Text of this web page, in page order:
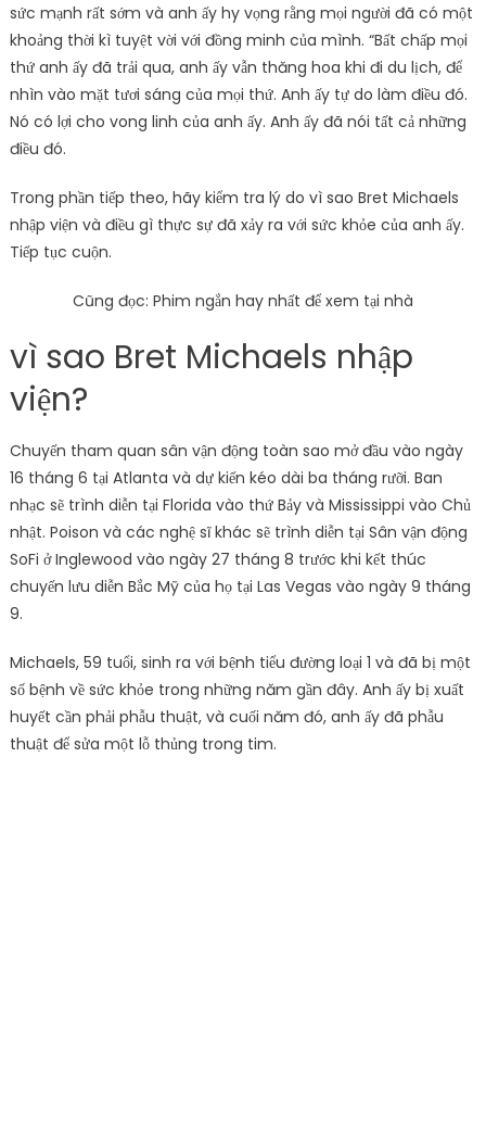
sức mạnh rất sớm và anh ấy hy vọng rằng mọi người đã có một
khoảng thời kì tuyệt vời với đồng minh của mình. “Bất chấp mọi
thứ anh ấy đã trải qua, anh ấy vẫn thăng hoa khi đi du lịch, để
nhìn vào mặt tươi sáng của mọi thứ. Anh ấy tự do làm điều đó.
Nó có lợi cho vong linh của anh ấy. Anh ấy đã nói tất cả những
điều đó.
Trong phần tiếp theo, hãy kiểm tra lý do vì sao Bret Michaels
nhập viện và điều gì thực sự đã xảy ra với sức khỏe của anh ấy.
Tiếp tục cuộn.
Cũng đọc: Phim ngắn hay nhất để xem tại nhà
vì sao Bret Michaels nhập
viện?
Chuyến tham quan sân vận động toàn sao mở đầu vào ngày
16 tháng 6 tại Atlanta và dự kiến ​​kéo dài ba tháng rưỡi. Ban
nhạc sẽ trình diễn tại Florida vào thứ Bảy và Mississippi vào Chủ
nhật. Poison và các nghệ sĩ khác sẽ trình diễn tại Sân vận động
SoFi ở Inglewood vào ngày 27 tháng 8 trước khi kết thúc
chuyến lưu diễn Bắc Mỹ của họ tại Las Vegas vào ngày 9 tháng
9.
Michaels, 59 tuổi, sinh ra với bệnh tiểu đường loại 1 và đã bị một
số bệnh về sức khỏe trong những năm gần đây. Anh ấy bị xuất
huyết cần phải phẫu thuật, và cuối năm đó, anh ấy đã phẫu
thuật để sửa một lỗ thủng trong tim.